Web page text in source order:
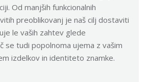
Od manjših funkcionalnih
preoblikovanj je naš cilj dostaviti
le vaših zahtev glede
se tudi popolnoma ujema z vašim
izdelkov in identiteto znamke.